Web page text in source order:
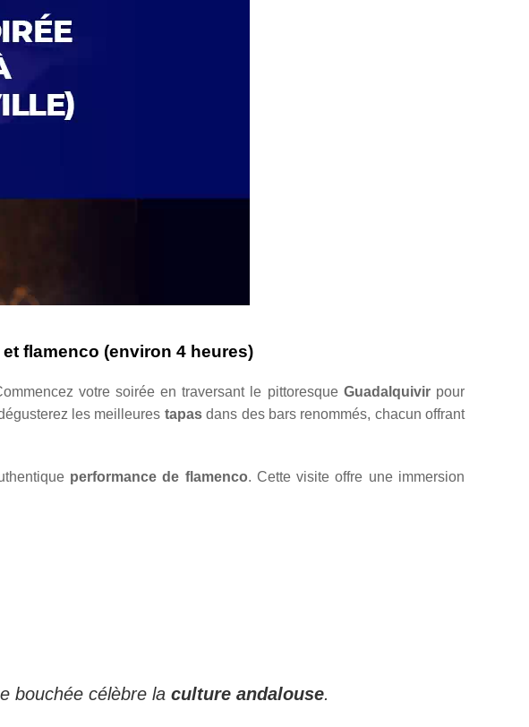
flamenco (environ 4 heures)
votre soirée en traversant le pittoresque Guadalquivirpour
les meilleures tapasdans des bars renommés, chacun offrant
performance de flamenco. Cette visite offre une immersion
bouchée célèbre la culture andalouse.